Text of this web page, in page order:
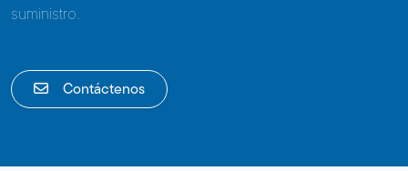
suministro.
Contáctenos